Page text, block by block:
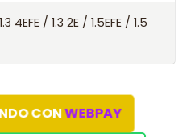
4EFE / 1.3 2E / 1.5EFE / 1.5
CONWEBPAY